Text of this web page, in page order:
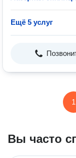
Ещё 5 услуг
1
Вы часто